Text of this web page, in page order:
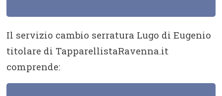
Il servizio cambio serratura Lugo di Eugenio
titolare di TapparellistaRavenna.it
comprende: